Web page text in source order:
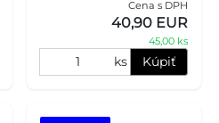
Amity Premium Iberian
Pork & Rice 15 + 4 kg zda
Cena s DPH
40,90 EUR
45,00 ks
ks Kúpiť